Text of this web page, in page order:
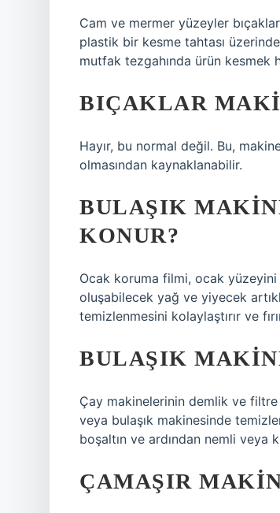
Cam ve mermer yüzeyler
plastik bir kesme tahtası
mutfak tezgahında ürün kesmek
BIÇAKLAR
Hayır, bu normal değil. Bu,
olmasından kaynaklanabilir.
BULAŞIK
KONUR?
Ocak koruma filmi, ocak yüzeyini
oluşabilecek yağ ve yiyecek
temizlenmesini kolaylaştırır ve
BULAŞIK
Çay makinelerinin demlik ve filtre
veya bulaşık makinesinde
boşaltın ve ardından nemli veya
ÇAMAŞIR